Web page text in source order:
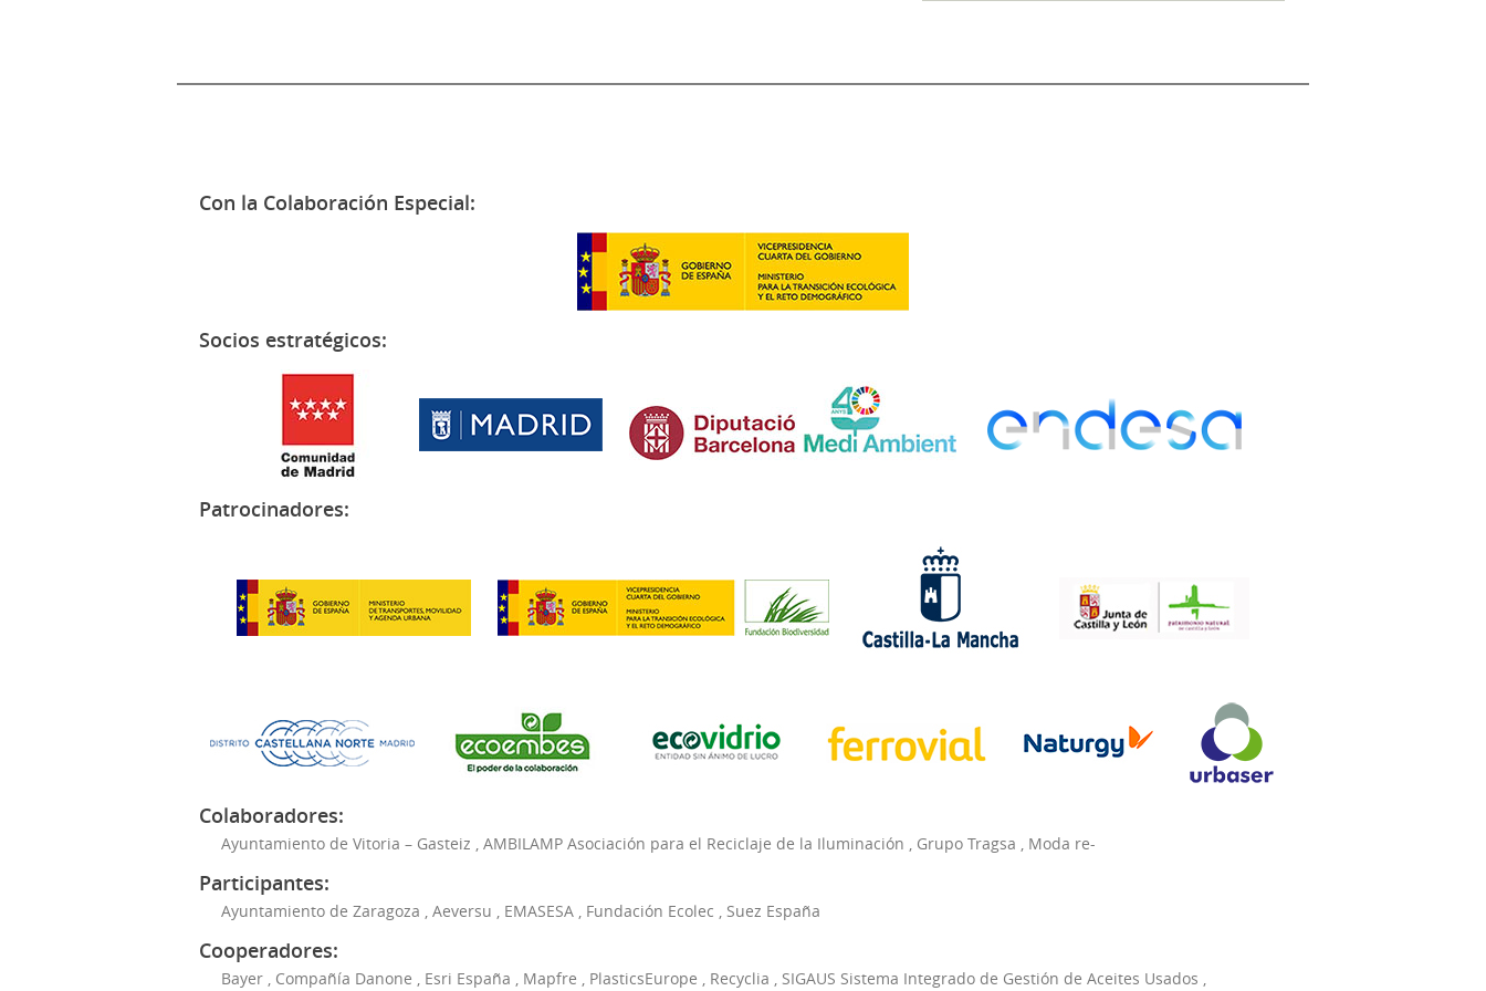
Con la Colaboración Especial:
Socios estratégicos:
Patrocinadores:
Colaboradores:
Ayuntamiento de Vitoria – Gasteiz AMBILAMP Asociación para el Reciclaje de la Iluminación Grupo Tragsa Moda re-
Participantes:
Ayuntamiento de Zaragoza Aeversu EMASESA Fundación Ecolec Suez España
Cooperadores:
Bayer Compañía Danone Esri España Mapfre PlasticsEurope Recyclia SIGAUS Sistema Integrado de Gestión de Aceites Usados